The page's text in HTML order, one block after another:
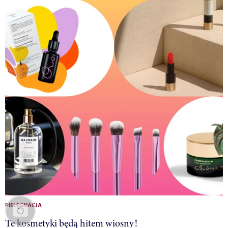
PIELĘGNACJA
Te kosmetyki będą hitem wiosny!